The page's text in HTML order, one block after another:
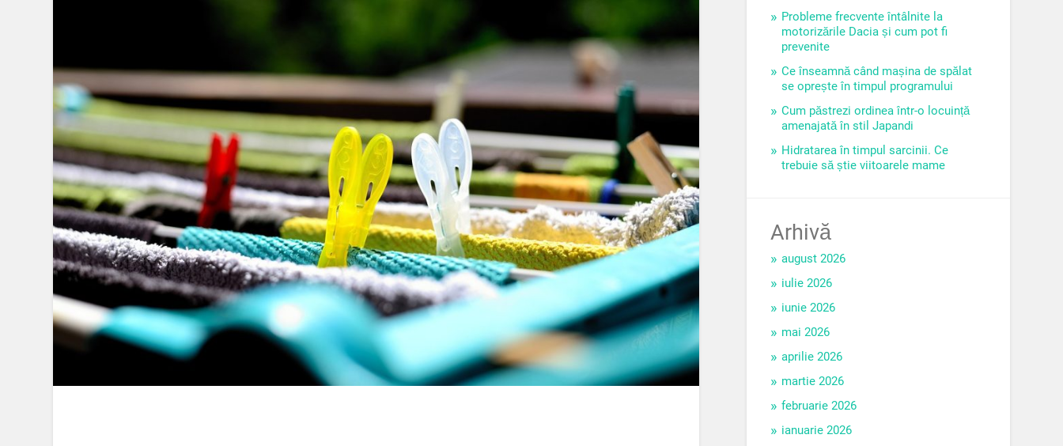
Probleme frecvente întâlnite la
motorizările Dacia și cum pot fi
prevenite
Ce înseamnă când mașina de spălat
se oprește în timpul programului
Cum păstrezi ordinea într-o locuință
amenajată în stil Japandi
Hidratarea în timpul sarcinii. Ce
trebuie să știe viitoarele mame
Arhivă
august 2026
iulie 2026
iunie 2026
mai 2026
aprilie 2026
martie 2026
februarie 2026
ianuarie 2026